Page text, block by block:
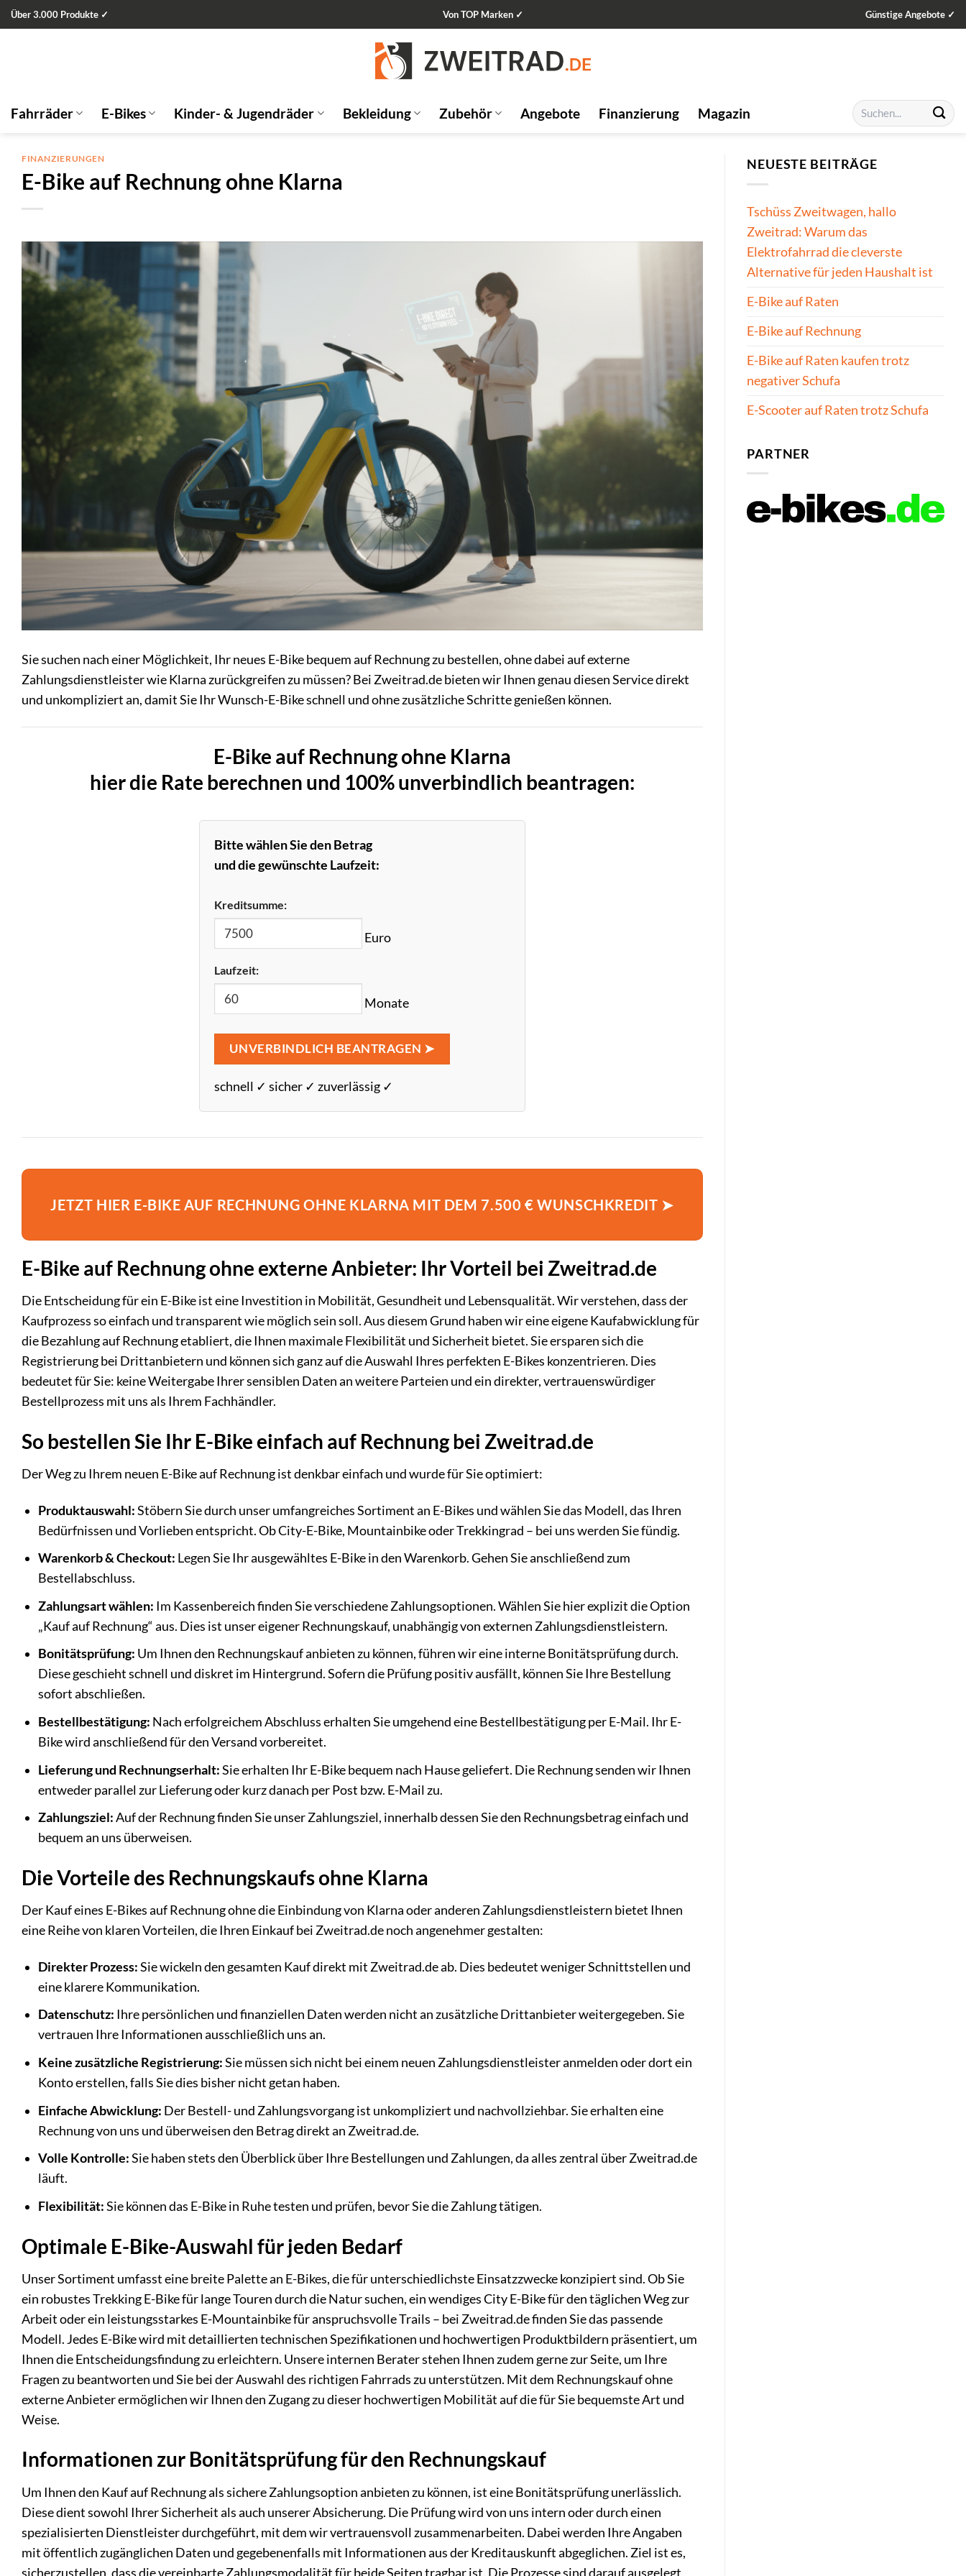
Zum
Inhalt
Über 3.000 Produkte ✓ Von TOP Marken ✓ Günstige Angebote ✓
Fahrräder E-Bikes Kinder- & Jugendräder Bekleidung Zubehör Angebote Finanzierung Magazin
Suchen
nach:
FINANZIERUNGEN
E-Bike auf Rechnung ohne Klarna
Sie suchen nach einer Möglichkeit, Ihr neues E-Bike bequem auf Rechnung zu bestellen, ohne dabei auf externe
Zahlungsdienstleister wie Klarna zurückgreifen zu müssen? Bei Zweitrad.de bieten wir Ihnen genau diesen Service direkt
und unkompliziert an, damit Sie Ihr Wunsch-E-Bike schnell und ohne zusätzliche Schritte genießen können.
E-Bike auf Rechnung ohne Klarna
hier die Rate berechnen und 100% unverbindlich beantragen:
Bitte wählen Sie den Betrag
und die gewünschte Laufzeit:
Kreditsumme:
Euro
Laufzeit:
Monate
UNVERBINDLICH BEANTRAGEN ➤
schnell ✓ sicher ✓ zuverlässig ✓
JETZT HIER E-BIKE AUF RECHNUNG OHNE KLARNA MIT DEM 7.500 € WUNSCHKREDIT ➤
E-Bike auf Rechnung ohne externe Anbieter: Ihr Vorteil bei Zweitrad.de
Die Entscheidung für ein E-Bike ist eine Investition in Mobilität, Gesundheit und Lebensqualität. Wir verstehen, dass der
Kaufprozess so einfach und transparent wie möglich sein soll. Aus diesem Grund haben wir eine eigene Kaufabwicklung für
die Bezahlung auf Rechnung etabliert, die Ihnen maximale Flexibilität und Sicherheit bietet. Sie ersparen sich die
Registrierung bei Drittanbietern und können sich ganz auf die Auswahl Ihres perfekten E-Bikes konzentrieren. Dies
bedeutet für Sie: keine Weitergabe Ihrer sensiblen Daten an weitere Parteien und ein direkter, vertrauenswürdiger
Bestellprozess mit uns als Ihrem Fachhändler.
So bestellen Sie Ihr E-Bike einfach auf Rechnung bei Zweitrad.de
Der Weg zu Ihrem neuen E-Bike auf Rechnung ist denkbar einfach und wurde für Sie optimiert:
Produktauswahl:Stöbern Sie durch unser umfangreiches Sortiment an E-Bikes und wählen Sie das Modell, das Ihren
Bedürfnissen und Vorlieben entspricht. Ob City-E-Bike, Mountainbike oder Trekkingrad – bei uns werden Sie fündig.
Warenkorb & Checkout: Legen Sie Ihr ausgewähltes E-Bike in den Warenkorb. Gehen Sie anschließend zum
Bestellabschluss.
Zahlungsart wählen: Im Kassenbereich finden Sie verschiedene Zahlungsoptionen. Wählen Sie hier explizit die Option
„Kauf auf Rechnung“ aus. Dies ist unser eigener Rechnungskauf, unabhängig von externen Zahlungsdienstleistern.
Bonitätsprüfung: Um Ihnen den Rechnungskauf anbieten zu können, führen wir eine interne Bonitätsprüfung durch.
Diese geschieht schnell und diskret im Hintergrund. Sofern die Prüfung positiv ausfällt, können Sie Ihre Bestellung
sofort abschließen.
Bestellbestätigung: Nach erfolgreichem Abschluss erhalten Sie umgehend eine Bestellbestätigung per E-Mail. Ihr E-
Bike wird anschließend für den Versand vorbereitet.
Lieferung und Rechnungserhalt:Sie erhalten Ihr E-Bike bequem nach Hause geliefert. Die Rechnung senden wir Ihnen
entweder parallel zur Lieferung oder kurz danach per Post bzw. E-Mail zu.
Zahlungsziel:Auf der Rechnung finden Sie unser Zahlungsziel, innerhalb dessen Sie den Rechnungsbetrag einfach und
bequem an uns überweisen.
Die Vorteile des Rechnungskaufs ohne Klarna
Der Kauf eines E-Bikes auf Rechnung ohne die Einbindung von Klarna oder anderen Zahlungsdienstleistern bietet Ihnen
eine Reihe von klaren Vorteilen, die Ihren Einkauf bei Zweitrad.de noch angenehmer gestalten:
Direkter Prozess:Sie wickeln den gesamten Kauf direkt mit Zweitrad.de ab. Dies bedeutet weniger Schnittstellen und
eine klarere Kommunikation.
Datenschutz: Ihre persönlichen und finanziellen Daten werden nicht an zusätzliche Drittanbieter weitergegeben. Sie
vertrauen Ihre Informationen ausschließlich uns an.
Keine zusätzliche Registrierung:Sie müssen sich nicht bei einem neuen Zahlungsdienstleister anmelden oder dort ein
Konto erstellen, falls Sie dies bisher nicht getan haben.
Einfache Abwicklung: Der Bestell- und Zahlungsvorgang ist unkompliziert und nachvollziehbar. Sie erhalten eine
Rechnung von uns und überweisen den Betrag direkt an Zweitrad.de.
Volle Kontrolle:Sie haben stets den Überblick über Ihre Bestellungen und Zahlungen, da alles zentral über Zweitrad.de
läuft.
Flexibilität:Sie können das E-Bike in Ruhe testen und prüfen, bevor Sie die Zahlung tätigen.
Optimale E-Bike-Auswahl für jeden Bedarf
Unser Sortiment umfasst eine breite Palette an E-Bikes, die für unterschiedlichste Einsatzzwecke konzipiert sind. Ob Sie
ein robustes Trekking E-Bike für lange Touren durch die Natur suchen, ein wendiges City E-Bike für den täglichen Weg zur
Arbeit oder ein leistungsstarkes E-Mountainbike für anspruchsvolle Trails – bei Zweitrad.de finden Sie das passende
Modell. Jedes E-Bike wird mit detaillierten technischen Spezifikationen und hochwertigen Produktbildern präsentiert, um
Ihnen die Entscheidungsfindung zu erleichtern. Unsere internen Berater stehen Ihnen zudem gerne zur Seite, um Ihre
Fragen zu beantworten und Sie bei der Auswahl des richtigen Fahrrads zu unterstützen. Mit dem Rechnungskauf ohne
externe Anbieter ermöglichen wir Ihnen den Zugang zu dieser hochwertigen Mobilität auf die für Sie bequemste Art und
Weise.
Informationen zur Bonitätsprüfung für den Rechnungskauf
Um Ihnen den Kauf auf Rechnung als sichere Zahlungsoption anbieten zu können, ist eine Bonitätsprüfung unerlässlich.
Diese dient sowohl Ihrer Sicherheit als auch unserer Absicherung. Die Prüfung wird von uns intern oder durch einen
spezialisierten Dienstleister durchgeführt, mit dem wir vertrauensvoll zusammenarbeiten. Dabei werden Ihre Angaben
mit öffentlich zugänglichen Daten und gegebenenfalls mit Informationen aus der Kreditauskunft abgeglichen. Ziel ist es,
sicherzustellen, dass die vereinbarte Zahlungsmodalität für beide Seiten tragbar ist. Die Prozesse sind darauf ausgelegt,
NEUESTE BEITRÄGE
Tschüss Zweitwagen, hallo
Zweitrad: Warum das
Elektrofahrrad die cleverste
Alternative für jeden Haushalt ist
E-Bike auf Raten
E-Bike auf Rechnung
E-Bike auf Raten kaufen trotz
negativer Schufa
E-Scooter auf Raten trotz Schufa
PARTNER